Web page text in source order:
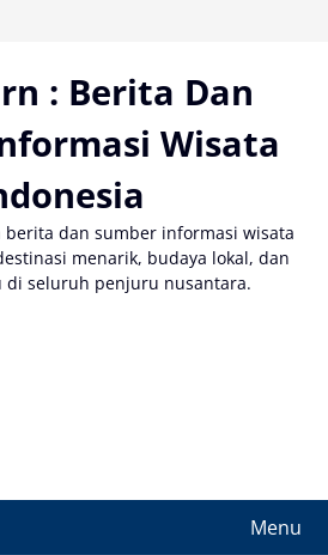
: Berita Dan
Wisata
berita dan sumber informasi wisata
menarik, budaya lokal, dan
seluruh penjuru nusantara.
Menu